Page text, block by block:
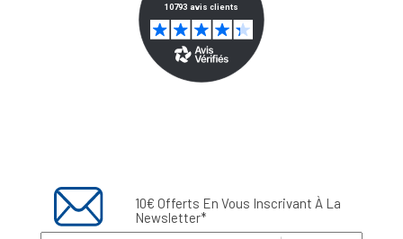
10€ Offerts En Vous Inscrivant À La
Newsletter*